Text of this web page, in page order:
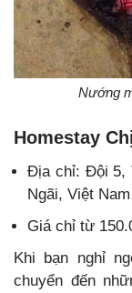
Nướng
Homestay
Địa chỉ: Đội 5,
Ngãi, Việt Nam
Giá chỉ từ
Khi bạn nghỉ
chuyển đến